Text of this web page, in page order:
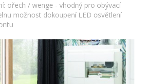
ořech / wenge - vhodný pro obývací
možnost dokoupení LED osvětlení